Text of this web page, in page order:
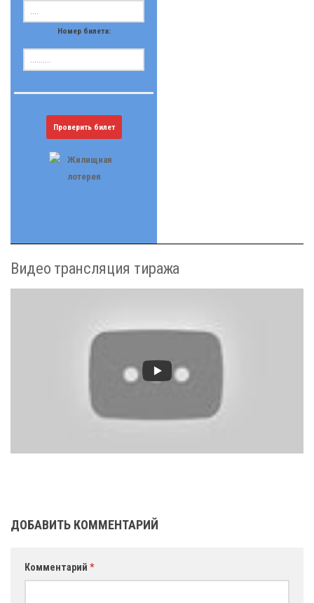
Номер билета:
Проверить билет
Видео трансляция тиража
ДОБАВИТЬ КОММЕНТАРИЙ
Комментарий *